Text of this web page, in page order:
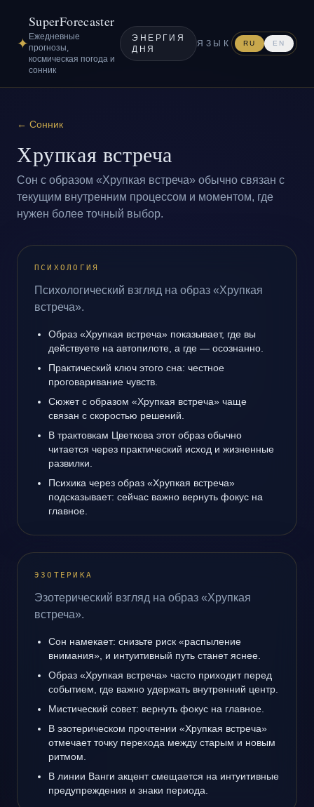
✦
SuperForecaster
Ежедневные
прогнозы,
космическая погода и
сонник
ЭНЕРГИЯ
ДНЯ
ЯЗЫК RU EN
← Сонник
Хрупкая встреча
Сон с образом «Хрупкая встреча» обычно связан с
текущим внутренним процессом и моментом, где
нужен более точный выбор.
ПСИХОЛОГИЯ
Психологический взгляд на образ «Хрупкая
встреча».
Образ «Хрупкая встреча» показывает, где вы
действуете на автопилоте, а где — осознанно.
Практический ключ этого сна: честное
проговаривание чувств.
Сюжет с образом «Хрупкая встреча» чаще
связан с скоростью решений.
В трактовкам Цветкова этот образ обычно
читается через практический исход и жизненные
развилки.
Психика через образ «Хрупкая встреча»
подсказывает: сейчас важно вернуть фокус на
главное.
ЭЗОТЕРИКА
Эзотерический взгляд на образ «Хрупкая
встреча».
Сон намекает: снизьте риск «распыление
внимания», и интуитивный путь станет яснее.
Образ «Хрупкая встреча» часто приходит перед
событием, где важно удержать внутренний центр.
Мистический совет: вернуть фокус на главное.
В эзотерическом прочтении «Хрупкая встреча»
отмечает точку перехода между старым и новым
ритмом.
В линии Ванги акцент смещается на интуитивные
предупреждения и знаки периода.